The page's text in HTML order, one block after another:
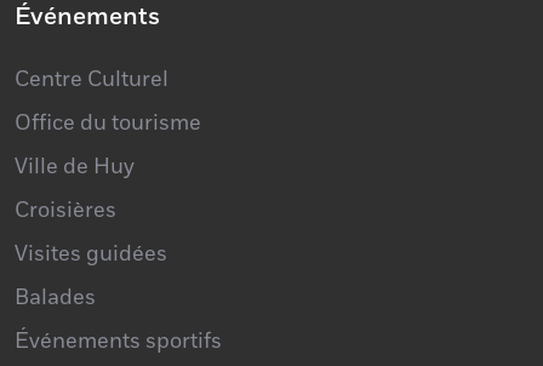
Événements
Centre Culturel
Office du tourisme
Ville de Huy
Croisières
Visites guidées
Balades
Événements sportifs